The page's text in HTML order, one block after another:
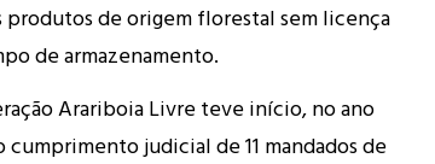
produtos de origem florestal sem licença
de armazenamento.
Arariboia Livre teve início, no ano
cumprimento judicial de 11 mandados de